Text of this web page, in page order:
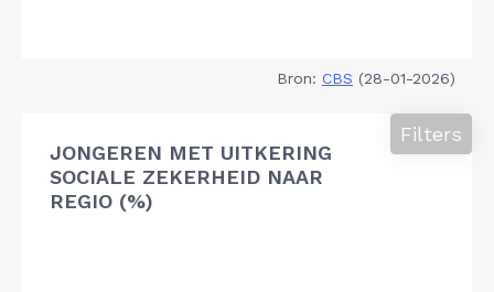
Bron: CBS (28-01-2026)
JONGEREN MET UITKERING
SOCIALE ZEKERHEID NAAR
REGIO (%)
Filters